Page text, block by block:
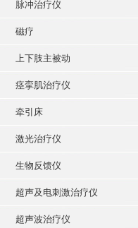
脉冲治疗仪
磁疗
上下肢主被动
痉挛肌治疗仪
牵引床
激光治疗仪
生物反馈仪
超声及电刺激治疗仪
超声波治疗仪